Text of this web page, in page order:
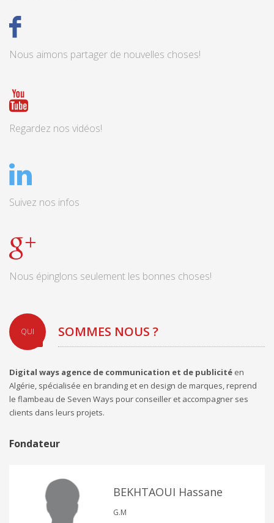
Nous aimons partager de nouvelles choses!
Regardez nos vidéos!
Suivez nos infos
Nous épinglons seulement les bonnes choses!
QUI SOMMES NOUS ?
Digital ways agence de communication et de publicité en
Algérie, spécialisée en branding et en design de marques, reprend
le flambeau de Seven Ways pour conseiller et accompagner ses
clients dans leurs projets.
Fondateur
BEKHTAOUI Hassane
G.M